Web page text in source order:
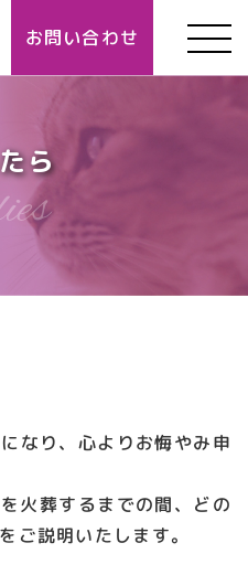
お問い合わせ
ら
なり、心よりお悔やみ申
火葬するまでの間、どの
ご説明いたします。